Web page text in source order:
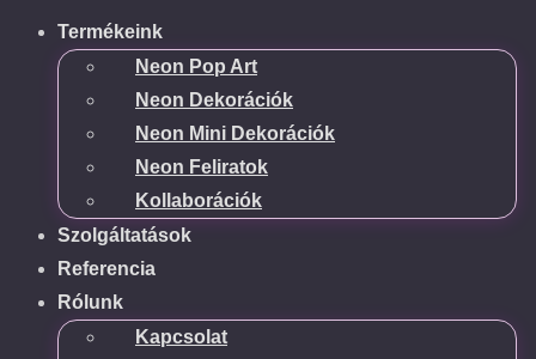
Termékeink
Neon Pop Art
Neon Dekorációk
Neon Mini Dekorációk
Neon Feliratok
Kollaborációk
Szolgáltatások
Referencia
Rólunk
Kapcsolat